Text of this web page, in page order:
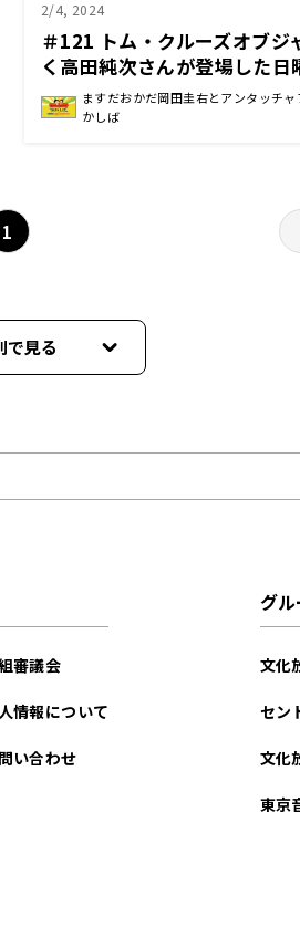
2/4, 2024
＃121 トム・クルーズオブジ
く高田純次さんが登場した日
ますだおかだ岡田圭右とアンタッチ
かしば
1
で見る
審議会
情報について
い合わせ
グ
文化
セン
文化
東京